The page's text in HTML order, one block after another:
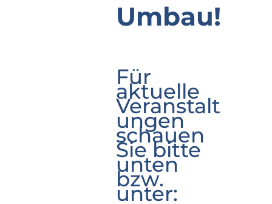
Umbau!
Für
aktuelle
Veranstalt
ungen
schauen
Sie bitte
unten
bzw.
unter: